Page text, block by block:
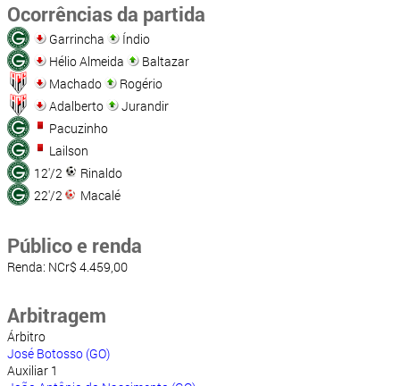
Ocorrências da partida
Garrincha
Índio
Hélio Almeida
Baltazar
Machado
Rogério
Adalberto
Jurandir
Pacuzinho
Lailson
12'/2
Rinaldo
22'/2
Macalé
Público e renda
Renda: NCr$ 4.459,00
Arbitragem
Árbitro
José Botosso (GO)
Auxiliar 1